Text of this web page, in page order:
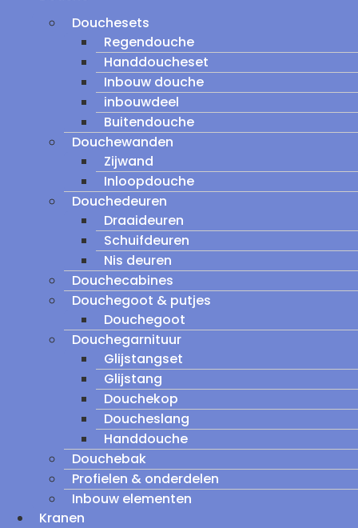
Douchesets
Regendouche
Handdoucheset
Inbouw douche
inbouwdeel
Buitendouche
Douchewanden
Zijwand
Inloopdouche
Douchedeuren
Draaideuren
Schuifdeuren
Nis deuren
Douchecabines
Douchegoot & putjes
Douchegoot
Douchegarnituur
Glijstangset
Glijstang
Douchekop
Doucheslang
Handdouche
Douchebak
Profielen & onderdelen
Inbouw elementen
Kranen